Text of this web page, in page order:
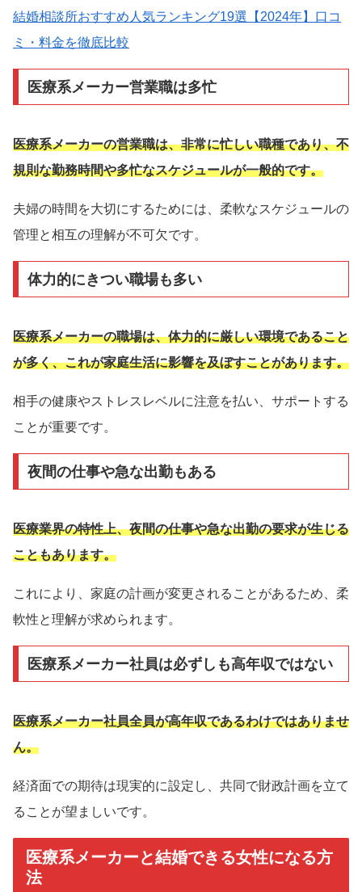
結婚相談所おすすめ人気ランキング19選【2024年】口コ
ミ・料金を徹底比較
医療系メーカー営業職は多忙
医療系メーカーの営業職は、非常に忙しい職種であり、不
規則な勤務時間や多忙なスケジュールが一般的です。
夫婦の時間を大切にするためには、柔軟なスケジュールの
管理と相互の理解が不可欠です。
体力的にきつい職場も多い
医療系メーカーの職場は、体力的に厳しい環境であること
が多く、これが家庭生活に影響を及ぼすことがあります。
相手の健康やストレスレベルに注意を払い、サポートする
ことが重要です。
夜間の仕事や急な出勤もある
医療業界の特性上、夜間の仕事や急な出勤の要求が生じる
こともあります。
これにより、家庭の計画が変更されることがあるため、柔
軟性と理解が求められます。
医療系メーカー社員は必ずしも高年収ではない
医療系メーカー社員全員が高年収であるわけではありませ
ん。
経済面での期待は現実的に設定し、共同で財政計画を立て
ることが望ましいです。
医療系メーカーと結婚できる女性になる方
法